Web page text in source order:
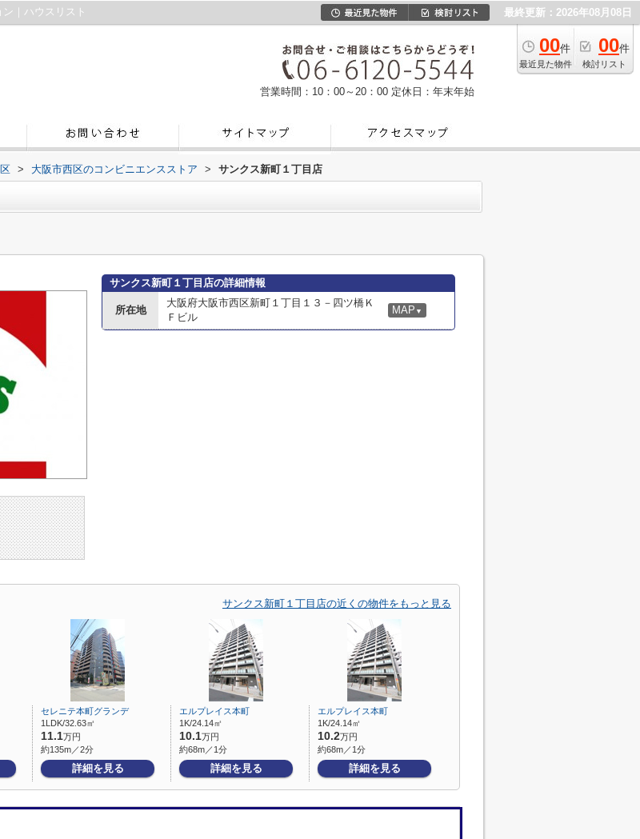
｜ハウスリスト 最終更新：2026年08月08日
00件
最近見た物件
00件
検討リスト
営業時間：10：00～20：00 定休日：年末年始
> 大阪市西区のコンビニエンスストア > サンクス新町１丁目店
サンクス新町１丁目店の詳細情報
所在地
大阪府大阪市西区新町１丁目１３－四ツ橋Ｋ
Ｆビル
MAP ▼
サンクス新町１丁目店の近くの物件をもっと見る
セレニテ本町グランデ
1LDK/32.63㎡
11.1万円
約135m／2分
詳細を見る
エルプレイス本町
1K/24.14㎡
10.1万円
約68m／1分
詳細を見る
エルプレイス本町
1K/24.14㎡
10.2万円
約68m／1分
詳細を見る